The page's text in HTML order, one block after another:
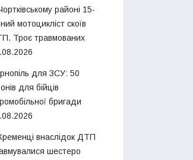
районі 15-
мотоцикліст скоїв
Троє травмованих
для ЗСУ: 50
для бійців
бригади
внаслідок ДТП
шестеро